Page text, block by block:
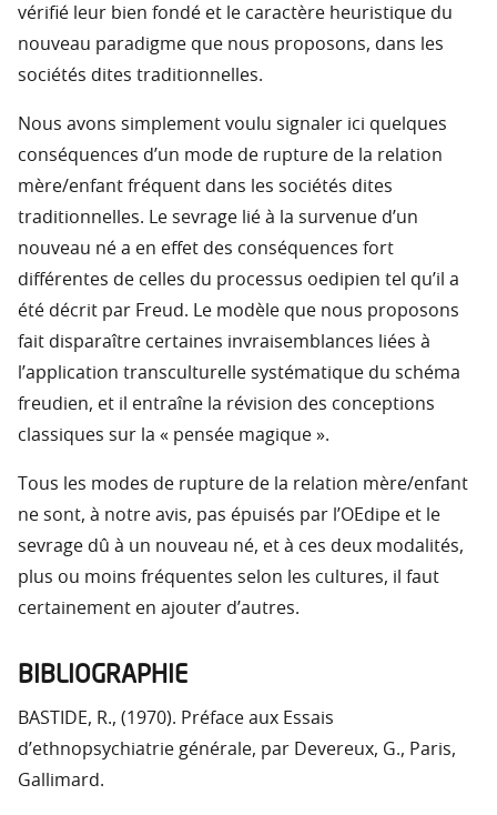
vérifié leur bien fondé et le caractère heuristique du
nouveau paradigme que nous proposons, dans les
sociétés dites traditionnelles.
Nous avons simplement voulu signaler ici quelques
conséquences d’un mode de rupture de la relation
mère/enfant fréquent dans les sociétés dites
traditionnelles. Le sevrage lié à la survenue d’un
nouveau né a en effet des conséquences fort
différentes de celles du processus oedipien tel qu’il a
été décrit par Freud. Le modèle que nous proposons
fait disparaître certaines invraisemblances liées à
l’application transculturelle systématique du schéma
freudien, et il entraîne la révision des conceptions
classiques sur la « pensée magique ».
Tous les modes de rupture de la relation mère/enfant
ne sont, à notre avis, pas épuisés par l’OEdipe et le
sevrage dû à un nouveau né, et à ces deux modalités,
plus ou moins fréquentes selon les cultures, il faut
certainement en ajouter d’autres.
BIBLIOGRAPHIE
BASTIDE, R., (1970). Préface aux Essais
d’ethnopsychiatrie générale, par Devereux, G., Paris,
Gallimard.